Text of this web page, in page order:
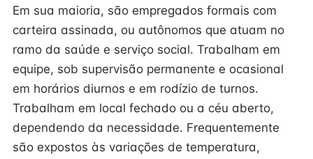
Em sua maioria, são empregados formais com
carteira assinada, ou autônomos que atuam no
ramo da saúde e serviço social. Trabalham em
equipe, sob supervisão permanente e ocasional
em horários diurnos e em rodízio de turnos.
Trabalham em local fechado ou a céu aberto,
dependendo da necessidade. Frequentemente
são expostos às variações de temperatura,